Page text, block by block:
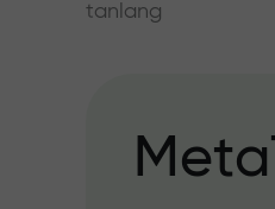
tanlang